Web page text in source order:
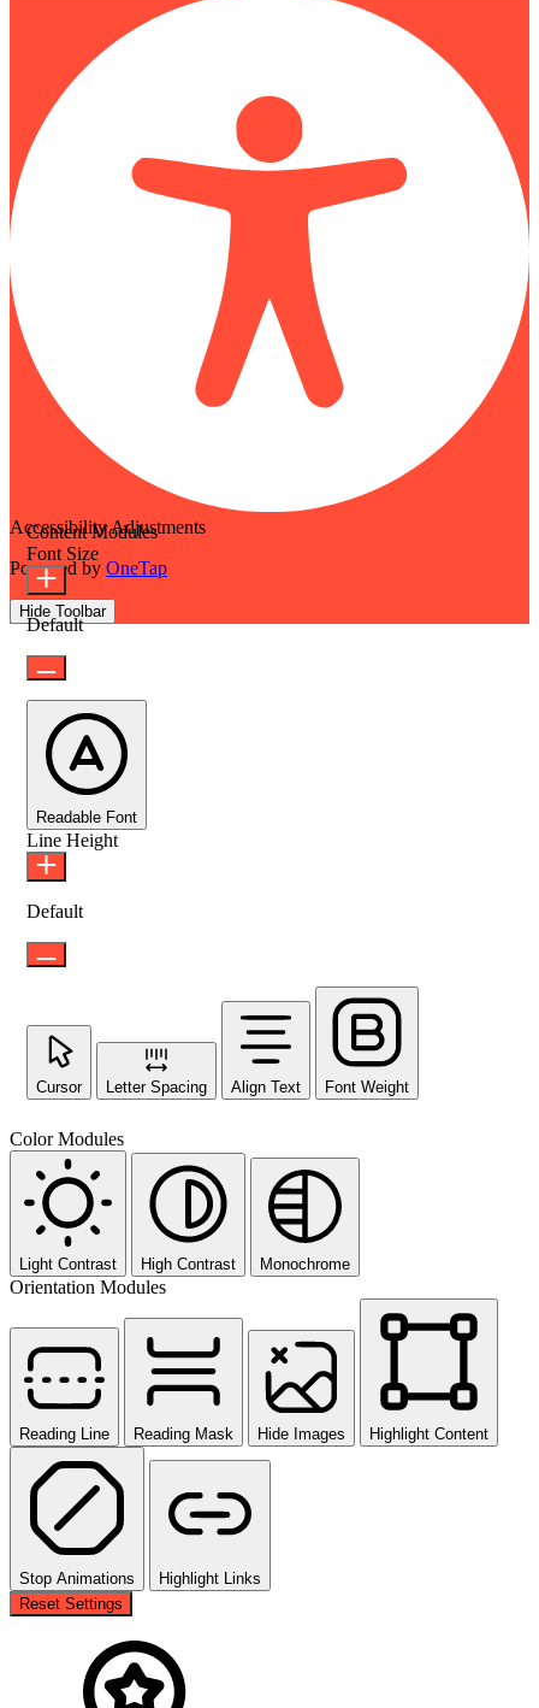
Accessibility Adjustments
Powered by OneTap
Hide Toolbar
Content Modules
Font Size
Default
Readable Font
Line Height
Default
Cursor Letter Spacing Align Text Font Weight
Color Modules
Light Contrast High Contrast Monochrome
Orientation Modules
Reading Line Reading Mask Hide Images Highlight Content
Stop Animations
Highlight Links
Reset Settings